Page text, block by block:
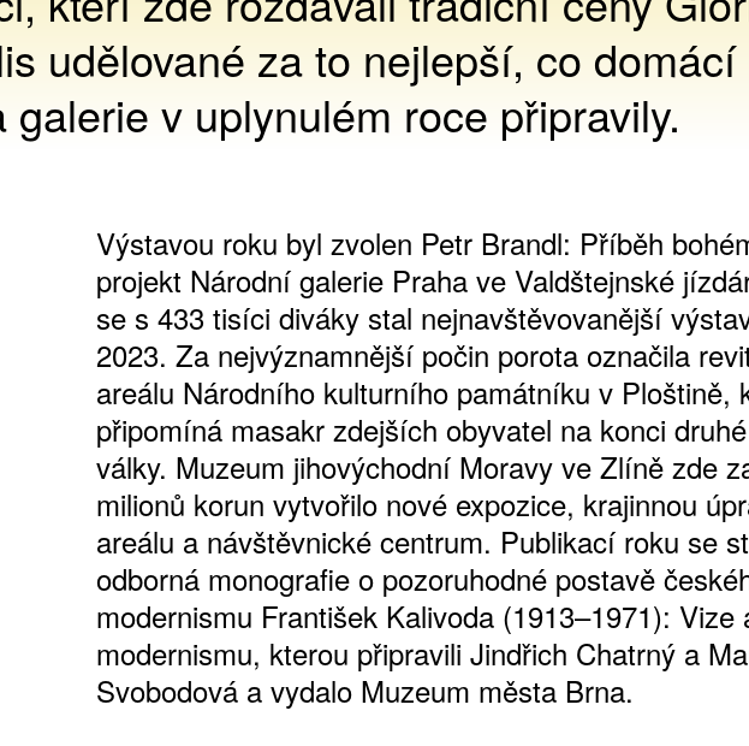
udělované za to nejlepší, co domácí
galerie v uplynulém roce připravily.
Výstavou roku byl zvolen Petr Brandl: Příběh
projekt Národní galerie Praha ve Valdštejnské
se s 433 tisíci diváky stal nejnavštěvovanější
2023. Za nejvýznamnější počin porota označila
areálu Národního kulturního památníku v Ploštině,
připomíná masakr zdejších obyvatel na konci
války. Muzeum jihovýchodní Moravy ve Zlíně zde
milionů korun vytvořilo nové expozice, krajinnou
areálu a návštěvnické centrum. Publikací roku se
odborná monografie o pozoruhodné postavě
modernismu František Kalivoda (1913–1971): Vize
modernismu, kterou připravili Jindřich Chatrný a
Svobodová a vydalo Muzeum města Brna.